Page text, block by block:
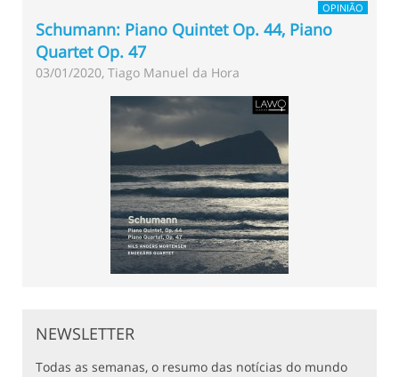
OPINIÃO
Schumann: Piano Quintet Op. 44, Piano
Quartet Op. 47
03/01/2020, Tiago Manuel da Hora
NEWSLETTER
Todas as semanas, o resumo das notícias do mundo